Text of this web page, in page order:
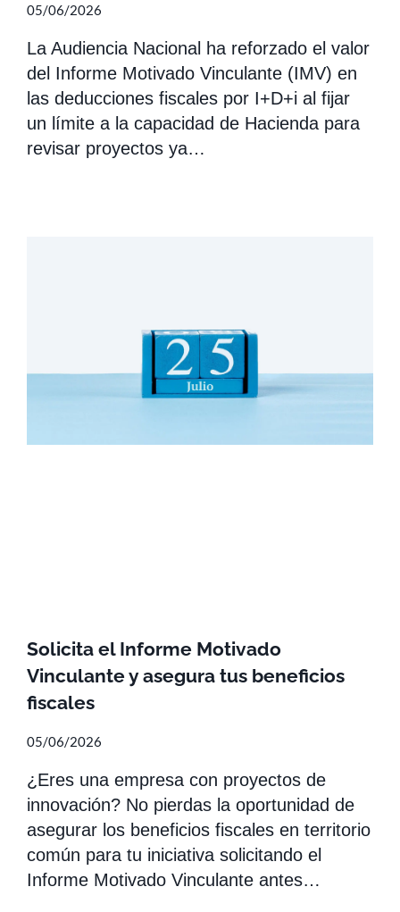
05/06/2026
La Audiencia Nacional ha reforzado el valor
del Informe Motivado Vinculante (IMV) en
las deducciones fiscales por I+D+i al fijar
un límite a la capacidad de Hacienda para
revisar proyectos ya…
Solicita el Informe Motivado
Vinculante y asegura tus beneficios
fiscales
05/06/2026
¿Eres una empresa con proyectos de
innovación? No pierdas la oportunidad de
asegurar los beneficios fiscales en territorio
común para tu iniciativa solicitando el
Informe Motivado Vinculante antes…